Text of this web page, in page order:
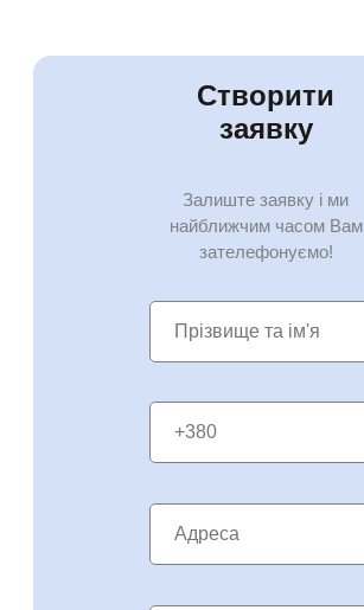
Створити
заявку
Залиште заявку і ми
найближчим часом Вам
зателефонуємо!